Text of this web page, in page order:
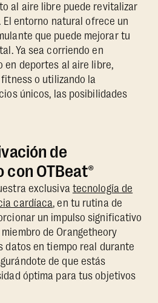
al aire libre puede revitalizar
entorno natural ofrece un
que puede mejorar tu
Ya sea corriendo en
en deportes al aire libre,
o utilizando la
únicos, las posibilidades
de
OTBeat®
exclusiva tecnología de
cardíaca, en tu rutina de
un impulso significativo
de Orangetheory
datos en tiempo real durante
de que estás
óptima para tus objetivos